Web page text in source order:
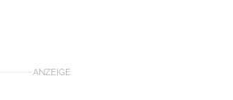
ANZEIGE